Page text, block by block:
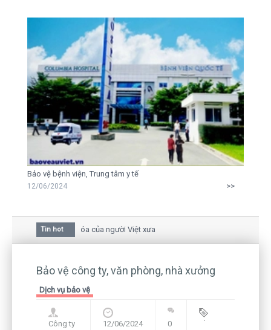
Bảo vệ bệnh viện, Trung tâm y tế
12/06/2024 >>
Tin hot
mai trong văn hóa của người Việt xưa
bức thư gửi mẹ của người... tử tù và của CEO
Bảo vệ công ty, văn phòng, nhà xưởng
Dịch vụ bảo vệ
Công ty
12/06/2024 0 Blog